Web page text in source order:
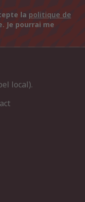
la politique de
Je pourrai me
local).